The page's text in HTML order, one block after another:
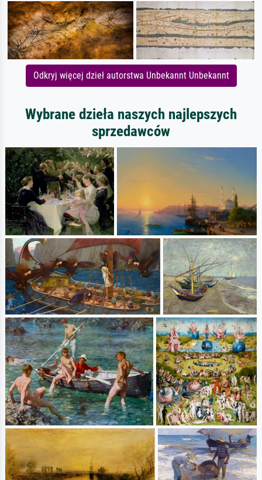
Odkryj więcej dzieł autorstwa Unbekannt Unbekannt
Wybrane dzieła naszych najlepszych
sprzedawców